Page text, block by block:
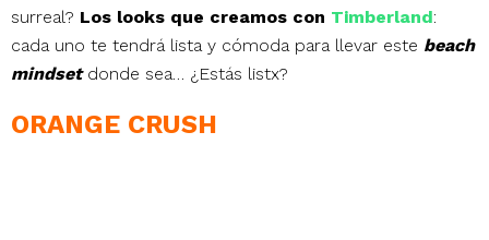
surreal? Los looks que creamos con Timberland:
cada uno te tendrá lista y cómoda para llevar este beach
mindsetdonde sea… ¿Estás listx?
ORANGE CRUSH